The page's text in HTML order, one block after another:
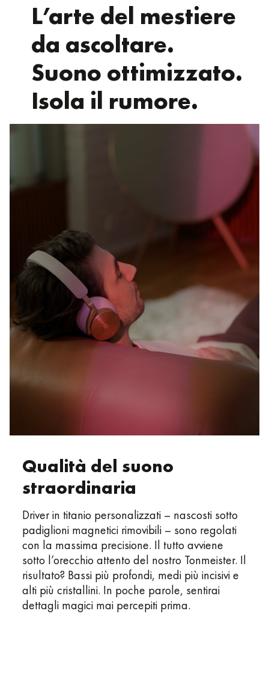
L’arte del mestiere
da ascoltare.
Suono ottimizzato.
Isola il rumore.
Qualità del suono
straordinaria
Driver in titanio personalizzati – nascosti sotto
padiglioni magnetici rimovibili – sono regolati
con la massima precisione. Il tutto avviene
sotto l’orecchio attento del nostro Tonmeister. Il
risultato? Bassi più profondi, medi più incisivi e
alti più cristallini. In poche parole, sentirai
dettagli magici mai percepiti prima.